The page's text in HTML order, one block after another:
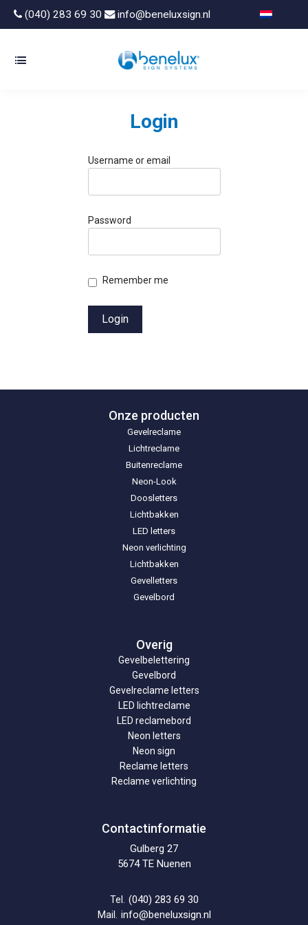
(040) 283 69 30 info@beneluxsign.nl
Login
Username or email
Password
Remember me
Onze producten
Gevelreclame
Lichtreclame
Buitenreclame
Neon-Look
Doosletters
Lichtbakken
LED letters
Neon verlichting
Lichtbakken
Gevelletters
Gevelbord
Overig
Gevelbelettering
Gevelbord
Gevelreclame letters
LED lichtreclame
LED reclamebord
Neon letters
Neon sign
Reclame letters
Reclame verlichting
Contactinformatie
Gulberg 27
5674 TE Nuenen
Tel. (040) 283 69 30
Mail. info@beneluxsign.nl